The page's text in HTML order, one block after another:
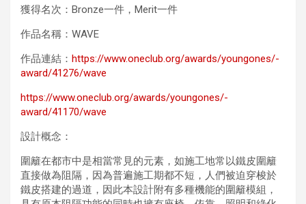
獲得名次：Bronze一件，Merit一件
作品名稱：WAVE
作品連結： https://www.oneclub.org/awards/youngones/-
award/41276/wave
https://www.oneclub.org/awards/youngones/-
award/41170/wave
設計概念：
圍籬在都市中是相當常見的元素，如施工地常以鐵皮圍籬
直接做為阻隔，因為普遍施工期都不短，人們被迫穿梭於
鐵皮搭建的過道，因此本設計附有多種機能的圍籬模組，